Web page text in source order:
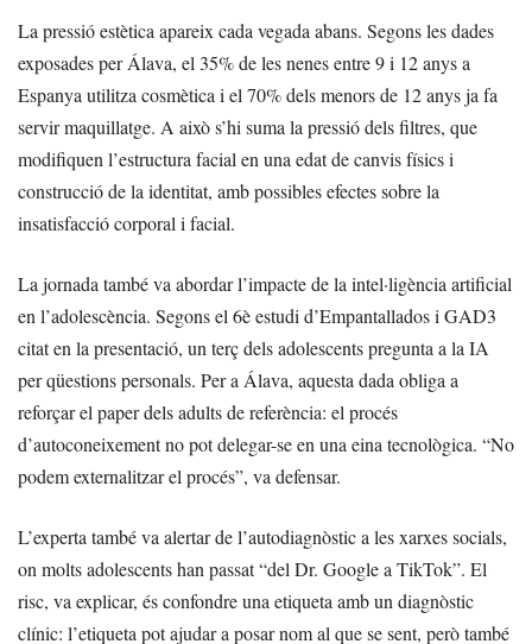
La pressió estètica apareix cada vegada abans. Segons les dades
exposades per Álava, el 35% de les nenes entre 9 i 12 anys a
Espanya utilitza cosmètica i el 70% dels menors de 12 anys ja fa
servir maquillatge. A això s’hi suma la pressió dels filtres, que
modifiquen l’estructura facial en una edat de canvis físics i
construcció de la identitat, amb possibles efectes sobre la
insatisfacció corporal i facial.
La jornada també va abordar l’impacte de la intel·ligència artificial
en l’adolescència. Segons el 6è estudi d’Empantallados i GAD3
citat en la presentació, un terç dels adolescents pregunta a la IA
per qüestions personals. Per a Álava, aquesta dada obliga a
reforçar el paper dels adults de referència: el procés
d’autoconeixement no pot delegar-se en una eina tecnològica. “No
podem externalitzar el procés”, va defensar.
L’experta també va alertar de l’autodiagnòstic a les xarxes socials,
on molts adolescents han passat “del Dr. Google a TikTok”. El
risc, va explicar, és confondre una etiqueta amb un diagnòstic
clínic: l’etiqueta pot ajudar a posar nom al que se sent, però també